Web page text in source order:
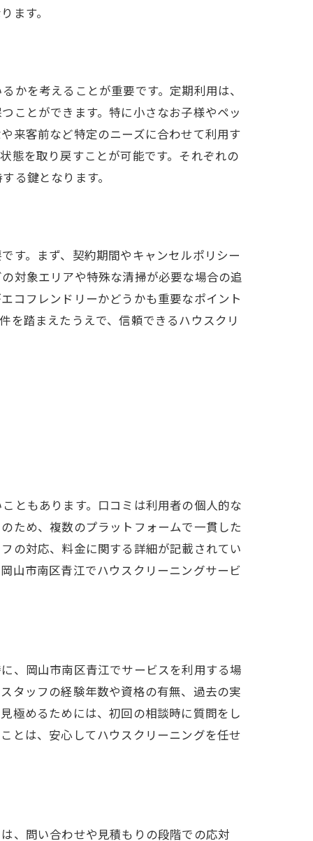
ます。
かを考えることが重要です。定期利用は、
ことができます。特に小さなお子様やペッ
来客前など特定のニーズに合わせて利用す
態を取り戻すことが可能です。それぞれの
る鍵となります。
す。まず、契約期間やキャンセルポリシー
対象エリアや特殊な清掃が必要な場合の追
コフレンドリーかどうかも重要なポイント
を踏まえたうえで、信頼できるハウスクリ
ともあります。口コミは利用者の個人的な
ため、複数のプラットフォームで一貫した
の対応、料金に関する詳細が記載されてい
山市南区青江でハウスクリーニングサービ
、岡山市南区青江でサービスを利用する場
タッフの経験年数や資格の有無、過去の実
極めるためには、初回の相談時に質問をし
とは、安心してハウスクリーニングを任せ
、問い合わせや見積もりの段階での応対